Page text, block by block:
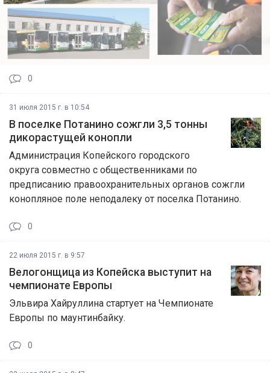
0
31 июля 2015 г. в 10:54
В поселке Потанино сожгли 3,5 тонны
дикорастущей конопли
Администрация Копейского городского
округа совместно с общественниками по
предписанию правоохранительных органов сожгли
конопляное поле неподалеку от поселка Потанино.
0
22 июля 2015 г. в 9:57
Велогонщица из Копейска выступит на
чемпионате Европы
Эльвира Хайруллина стартует на Чемпионате
Европы по маунтинбайку.
0